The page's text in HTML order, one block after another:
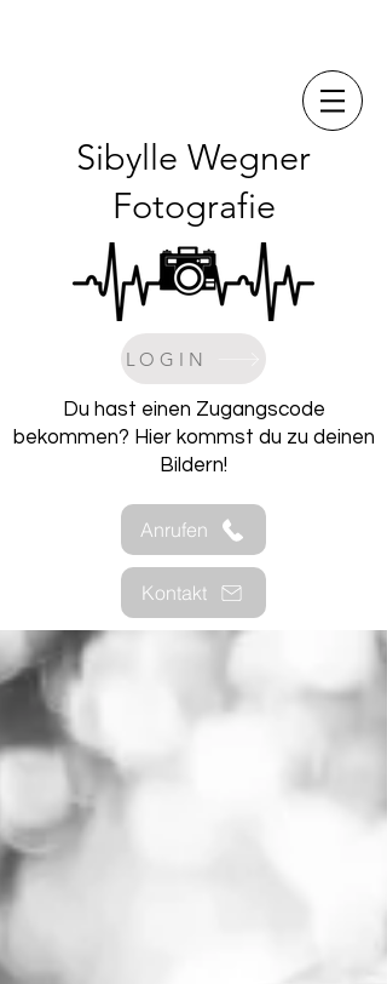
Sibylle Wegner
Fotografie
LOGIN
Du hast einen Zugangscode
bekommen? Hier kommst du zu deinen
Bildern!
Anrufen
Kontakt